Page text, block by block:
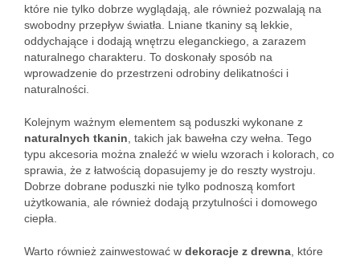
które nie tylko dobrze wyglądają, ale również pozwalają na
swobodny przepływ światła. Lniane tkaniny są lekkie,
oddychające i dodają wnętrzu eleganckiego, a zarazem
naturalnego charakteru. To doskonały sposób na
wprowadzenie do przestrzeni odrobiny delikatności i
naturalności.
Kolejnym ważnym elementem są poduszki wykonane z
naturalnych tkanin , takich jak bawełna czy wełna. Tego
typu akcesoria można znaleźć w wielu wzorach i kolorach, co
sprawia, że z łatwością dopasujemy je do reszty wystroju.
Dobrze dobrane poduszki nie tylko podnoszą komfort
użytkowania, ale również dodają przytulności i domowego
ciepła.
Warto również zainwestować w dekoracje z drewna , które